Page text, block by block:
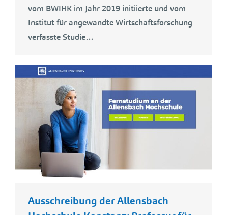
vom BWIHK im Jahr 2019 initiierte und vom
Institut für angewandte Wirtschaftsforschung
verfasste Studie…
Ausschreibung der Allensbach